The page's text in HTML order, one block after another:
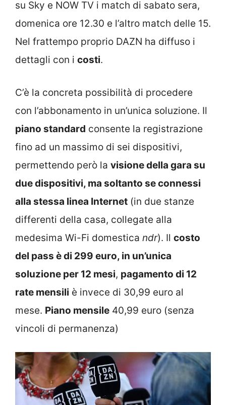
su Sky e NOW TV i match di sabato sera,
domenica ore 12.30 e l’altro match delle 15.
Nel frattempo proprio DAZN ha diffuso i
dettagli con i costi.
C’è la concreta possibilità di procedere
con l’abbonamento in un’unica soluzione. Il
piano standard consente la registrazione
fino ad un massimo di sei dispositivi,
permettendo però la visione della gara su
due dispositivi, ma soltanto se connessi
alla stessa linea Internet (in due stanze
differenti della casa, collegate alla
medesima Wi-Fi domestica ndr). Il costo
del pass è di 299 euro, in un’unica
soluzione per 12 mesi, pagamento di 12
rate mensili è invece di 30,99 euro al
mese. Piano mensile 40,99 euro (senza
vincoli di permanenza)